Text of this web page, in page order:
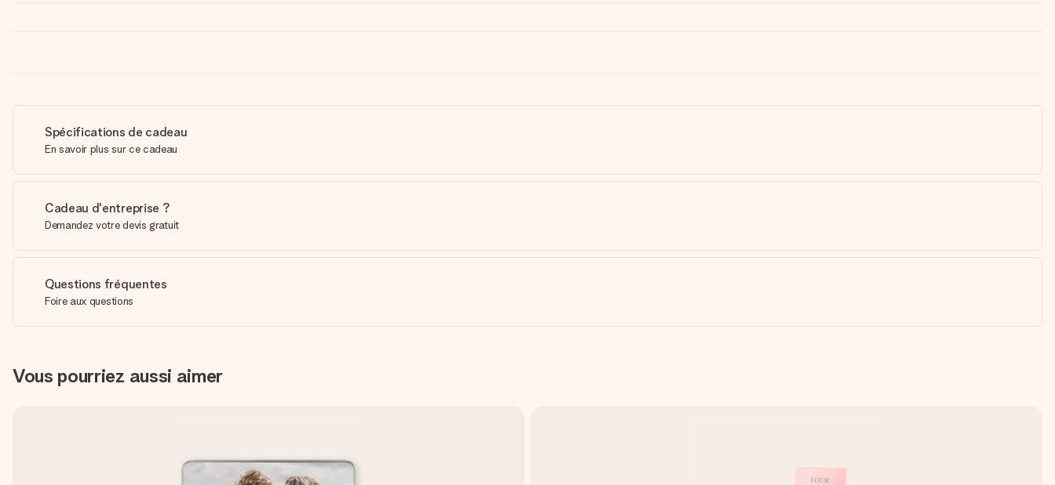
Spécifications de cadeau
En savoir plus sur ce cadeau
Cadeau d'entreprise ?
Demandez votre devis gratuit
Questions fréquentes
Foire aux questions
Vous pourriez aussi aimer